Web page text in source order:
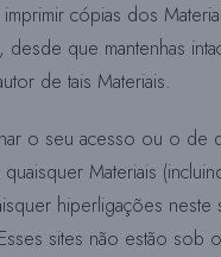
A
cópias dos
que mantenhas
de tais Materiais.
o seu acesso ou o de
Materiais
hiperligações neste
sites não estão sob